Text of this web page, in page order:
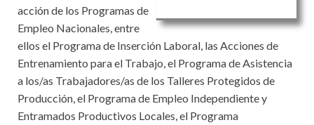
acción de los Programas de
Empleo Nacionales, entre
ellos el Programa de Inserción Laboral, las Acciones de
Entrenamiento para el Trabajo, el Programa de Asistencia
a los/as Trabajadores/as de los Talleres Protegidos de
Producción, el Programa de Empleo Independiente y
Entramados Productivos Locales, el Programa